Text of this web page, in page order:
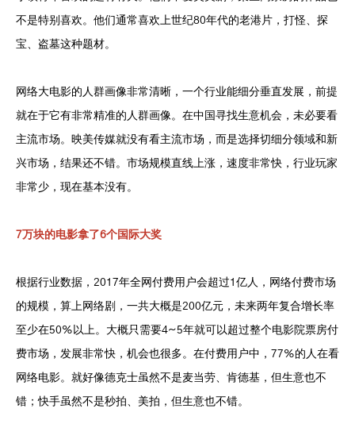
不是特别喜欢。他们通常喜欢上世纪80年代的老港片，打怪、探
宝、盗墓这种题材。
网络大电影的人群画像非常清晰，一个行业能细分垂直发展，前提
就在于它有非常精准的人群画像。在中国寻找生意机会，未必要看
主流市场。映美传媒就没有看主流市场，而是选择切细分领域和新
兴市场，结果还不错。市场规模直线上涨，速度非常快，行业玩家
非常少，现在基本没有。
7万块的电影拿了6个国际大奖
根据行业数据，2017年全网付费用户会超过1亿人，网络付费市场
的规模，算上网络剧，一共大概是200亿元，未来两年复合增长率
至少在50%以上。大概只需要4~5年就可以超过整个电影院票房付
费市场，发展非常快，机会也很多。在付费用户中，77%的人在看
网络电影。就好像德克士虽然不是麦当劳、肯德基，但生意也不
错；快手虽然不是秒拍、美拍，但生意也不错。